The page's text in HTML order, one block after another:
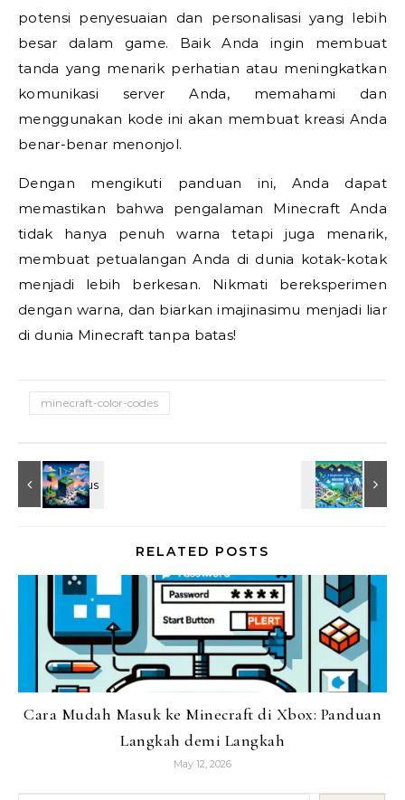
potensi penyesuaian dan personalisasi yang lebih
besar dalam game. Baik Anda ingin membuat
tanda yang menarik perhatian atau meningkatkan
komunikasi server Anda, memahami dan
menggunakan kode ini akan membuat kreasi Anda
benar-benar menonjol.
Dengan mengikuti panduan ini, Anda dapat
memastikan bahwa pengalaman Minecraft Anda
tidak hanya penuh warna tetapi juga menarik,
membuat petualangan Anda di dunia kotak-kotak
menjadi lebih berkesan. Nikmati bereksperimen
dengan warna, dan biarkan imajinasimu menjadi liar
di dunia Minecraft tanpa batas!
minecraft-color-codes
RELATED POSTS
Cara Mudah Masuk ke Minecraft di Xbox: Panduan
Langkah demi Langkah
May 12, 2026